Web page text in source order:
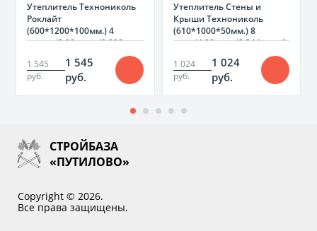
Утеплитель Технониколь
Роклайт
(600*1200*100мм.) 4
плиты/2,88 кв.м./0,288
1 545
руб.
1 545
руб.
Утеплитель Стены и
Крыши Технониколь
(610*1000*50мм.) 8
плит/4,88 м.кв/0,244 м.куб.
1 024
руб.
1 024
руб.
СТРОЙБАЗА
«ПУТИЛОВО»
Copyright © 2026.
Все права защищены.